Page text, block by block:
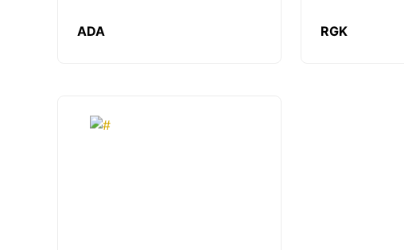
ADA RGK
Нивелиры лазерные ротационные